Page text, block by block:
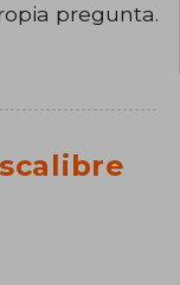
pregunta.